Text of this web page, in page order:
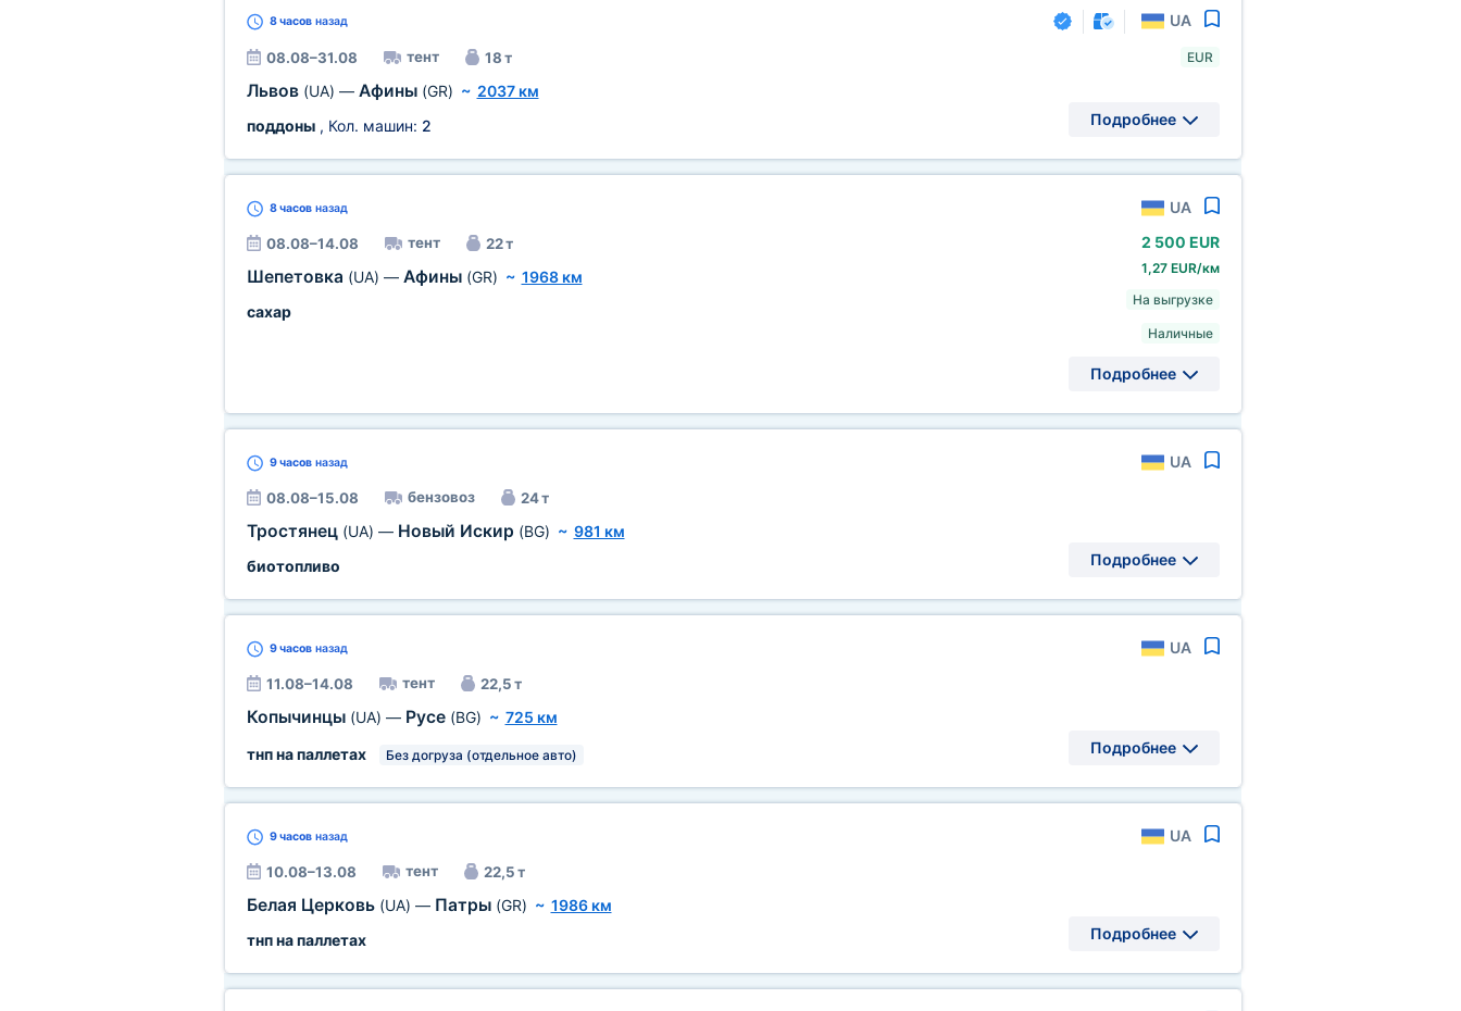
8 часовназад UA
08.08–31.08 тент 18 т
Львов (UA) — Афины (GR) ~ 2037 км
поддоны, Кол. машин: 2
EUR
Подробнее
8 часовназад UA
08.08–14.08 тент 22 т
Шепетовка (UA) — Афины (GR) ~ 1968 км
сахар
2 500 EUR
1,27 EUR/км
На выгрузке
Наличные
Подробнее
9 часовназад UA
08.08–15.08 бензовоз 24 т
Тростянец (UA) — Новый Искир (BG) ~ 981 км
биотопливо
Подробнее
9 часовназад UA
11.08–14.08 тент 22,5 т
Копычинцы (UA) — Русе (BG) ~ 725 км
тнп на паллетах
Без догруза (отдельное авто) Подробнее
9 часовназад UA
10.08–13.08 тент 22,5 т
Белая Церковь (UA) — Патры (GR) ~ 1986 км
тнп на паллетах
Подробнее